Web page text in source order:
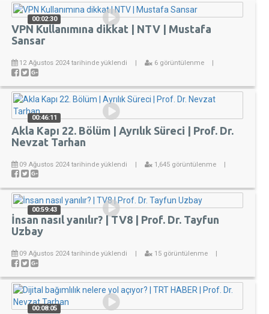
00:02:30
VPN Kullanımına dikkat | NTV | Mustafa
Sansar
12 Ağustos 2024 tarihinde yüklendi 6 görüntülenme
00:46:11
Akla Kapı 22. Bölüm | Ayrılık Süreci | Prof. Dr.
Nevzat Tarhan
09 Ağustos 2024 tarihinde yüklendi | 1,645 görüntülenme |
00:59:43
İnsan nasıl yanılır? | TV8 | Prof. Dr. Tayfun
Uzbay
09 Ağustos 2024 tarihinde yüklendi 15 görüntülenme
00:08:05